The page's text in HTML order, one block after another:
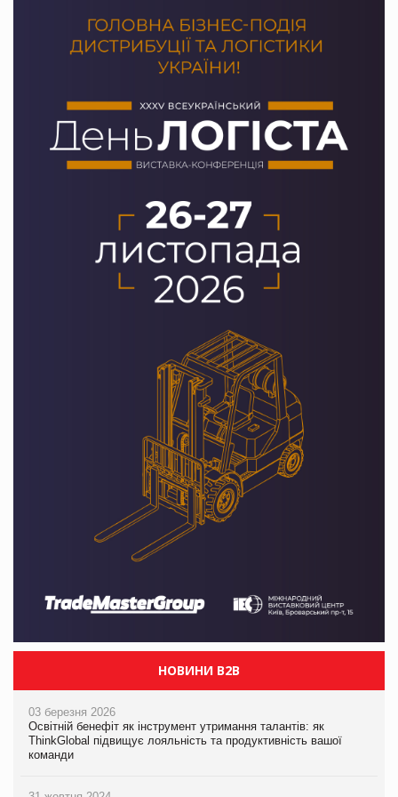
НОВИНИ B2B
03 березня 2026
Освітній бенефіт як інструмент утримання талантів: як
ThinkGlobal підвищує лояльність та продуктивність вашої
команди